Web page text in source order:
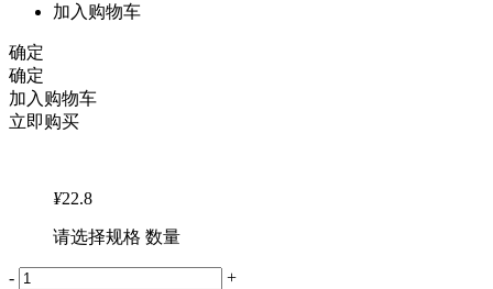
加入购物车
确定
确定
加入购物车
立即购买
¥22.8
请选择规格 数量
-
+